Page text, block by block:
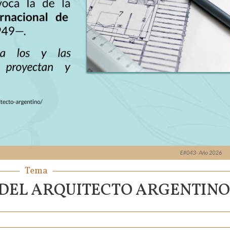
Tema
ARQUITECTO ARGENTINO